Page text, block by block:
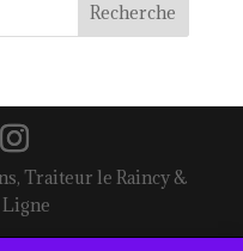
Recherche
Traiteur le Raincy &